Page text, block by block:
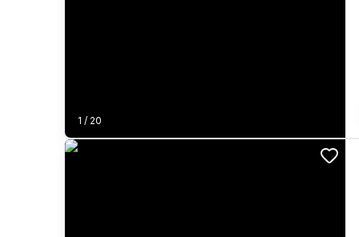
1 / 20